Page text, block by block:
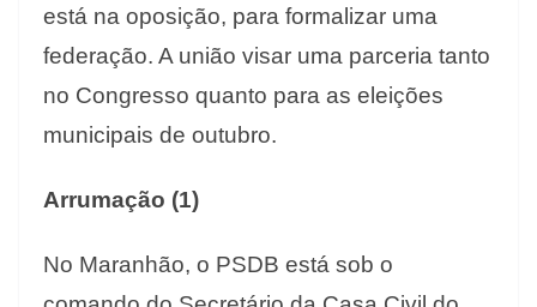
está na oposição, para formalizar uma
federação. A união visar uma parceria tanto
no Congresso quanto para as eleições
municipais de outubro.
Arrumação (1)
No Maranhão, o PSDB está sob o